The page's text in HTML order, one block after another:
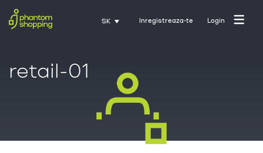
SK Inregistreaza-te Login
Domovská stránka
O nás
retail-01